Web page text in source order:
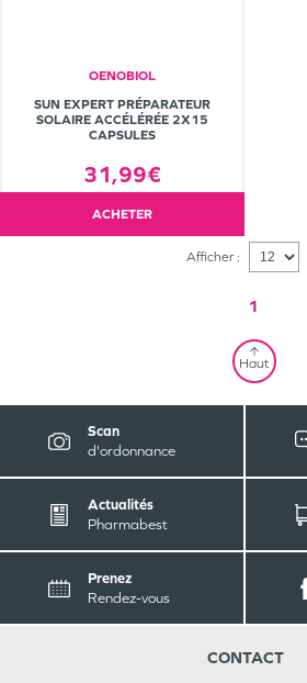
OENOBIOL
SUN EXPERT PRÉPARATEUR
SOLAIRE ACCÉLÉRÉE 2X15
CAPSULES
31,99€
ACHETER
Afficher :
1
Haut
Scan
d'ordonnance
Actualités
Pharmabest
Prenez
Rendez-vous
CONTACT